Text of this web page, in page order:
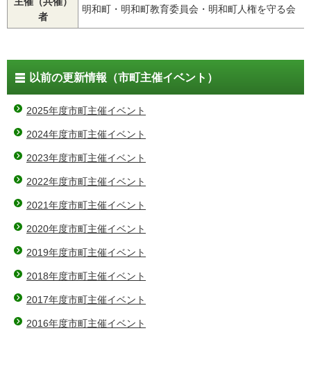
者
明和町・明和町教育委員会・明和町人権を守る会
以前の更新情報（市町主催イベント）
2025年度市町主催イベント
2024年度市町主催イベント
2023年度市町主催イベント
2022年度市町主催イベント
2021年度市町主催イベント
2020年度市町主催イベント
2019年度市町主催イベント
2018年度市町主催イベント
2017年度市町主催イベント
2016年度市町主催イベント